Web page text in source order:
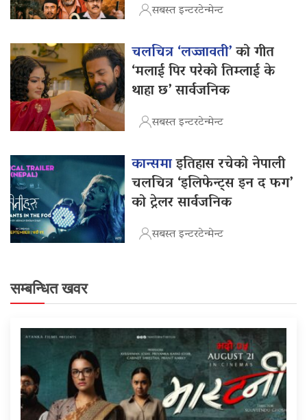
सबस्त इन्टरटेन्मेन्ट
चलचित्र ‘लज्जावती’को गीत
‘मलाई पिर परेको तिम्लाई के
थाहा छ’ सार्वजनिक
सबस्त इन्टरटेन्मेन्ट
कान्समाइतिहास रचेको नेपाली
चलचित्र ‘इलिफेन्ट्स इन द फग’
को ट्रेलर सार्वजनिक
सबस्त इन्टरटेन्मेन्ट
सम्बन्धित खवर